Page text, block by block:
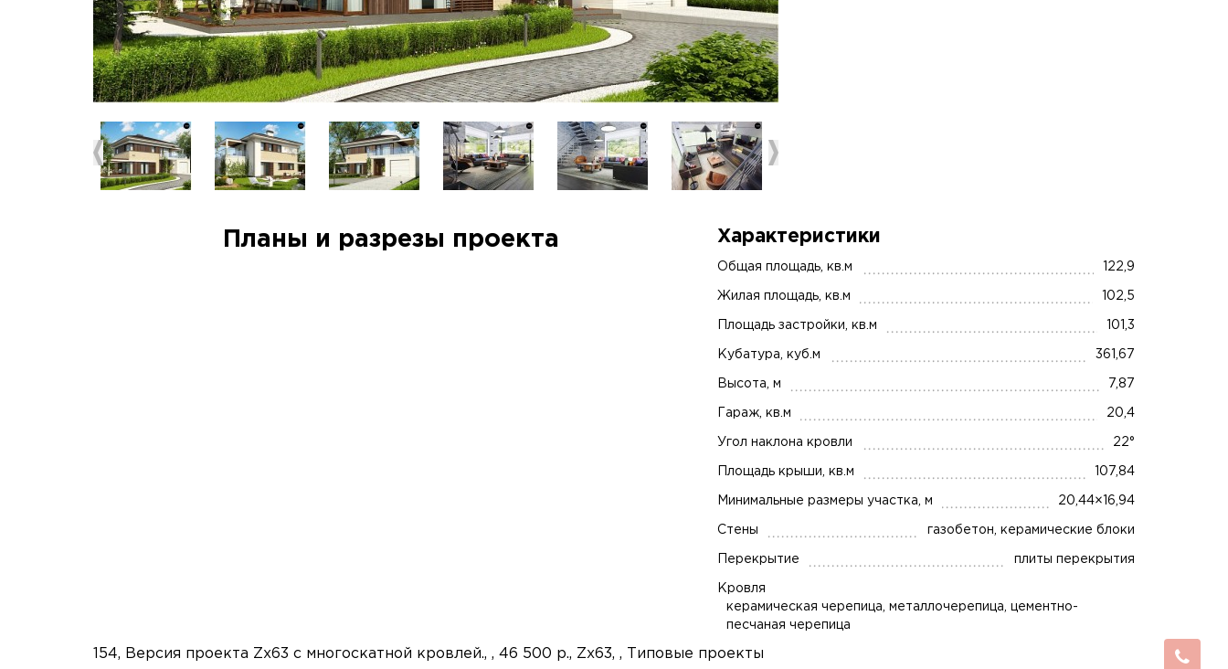
Планы и разрезы проекта Характеристики
Общая площадь, кв.м 122,9
Жилая площадь, кв.м 102,5
Площадь застройки, кв.м 101,3
Кубатура, куб.м 361,67
Высота, м 7,87
Гараж, кв.м 20,4
Угол наклона кровли 22°
Площадь крыши, кв.м 107,84
Минимальные размеры участка, м 20,44×16,94
Стены газобетон, керамические блоки
Перекрытие плиты перекрытия
Кровля
керамическая черепица, металлочерепица, цементно-
песчаная черепица
154, Версия проекта Zx63 с многоскатной кровлей., , 46 500 р., Zx63, , Типовые проекты